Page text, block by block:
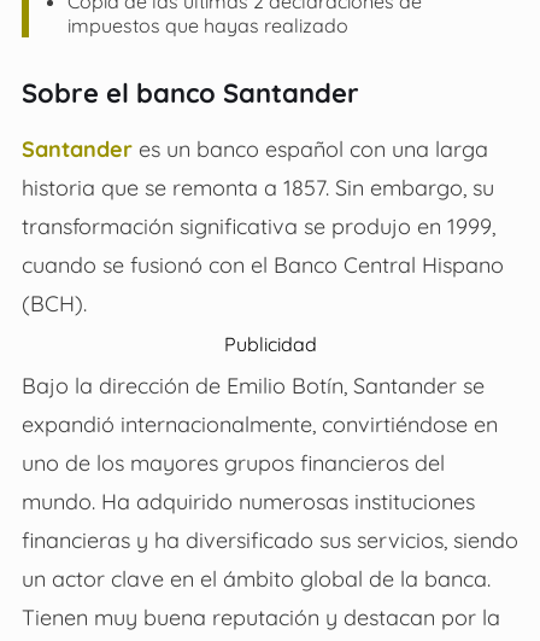
impuestos que hayas realizado
Sobre el banco Santander
Santander es un banco español con una larga
historia que se remonta a 1857. Sin embargo, su
transformación significativa se produjo en 1999,
cuando se fusionó con el Banco Central Hispano
(BCH).
Publicidad
Bajo la dirección de Emilio Botín, Santander se
expandió internacionalmente, convirtiéndose en
uno de los mayores grupos financieros del
mundo. Ha adquirido numerosas instituciones
financieras y ha diversificado sus servicios, siendo
un actor clave en el ámbito global de la banca.
Tienen muy buena reputación y destacan por la